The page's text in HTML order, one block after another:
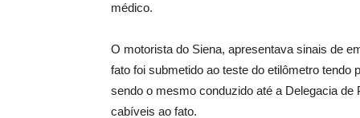
médico.
O motorista do Siena, apresentava sinais de
fato foi submetido ao teste do etilômetro tendo
sendo o mesmo conduzido até a Delegacia
cabíveis ao fato.